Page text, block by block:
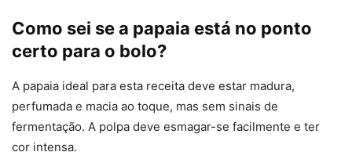
Como sei se a papaia está no ponto
certo para o bolo?
A papaia ideal para esta receita deve estar madura,
perfumada e macia ao toque, mas sem sinais de
fermentação. A polpa deve esmagar-se facilmente e ter
cor intensa.